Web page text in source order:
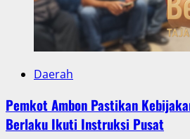
Daerah
Pemkot Ambon Pastikan
Berlaku Ikuti Instruksi Pusat